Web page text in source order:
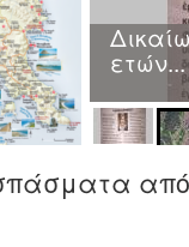
και
από